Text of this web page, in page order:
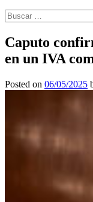
Buscar:
Caputo
en un IVA
Posted on 06/05/2025